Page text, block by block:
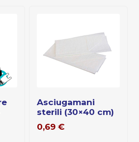
asciugamani
sterili (30×40 cm)
0,69 €